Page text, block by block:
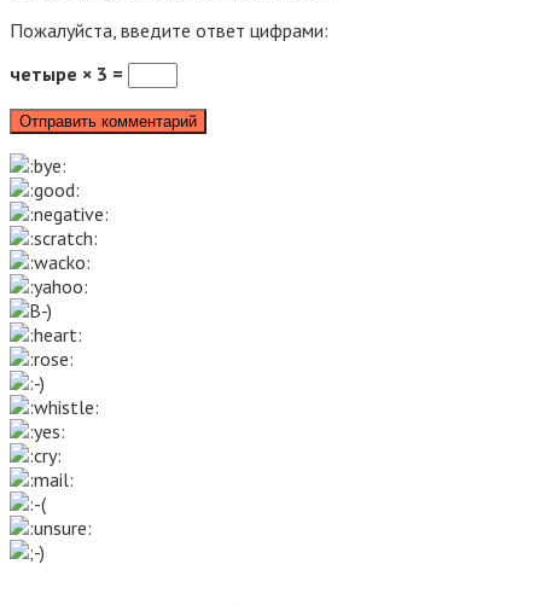
Пожалуйста, введите ответ цифрами:
четыре × 3 =